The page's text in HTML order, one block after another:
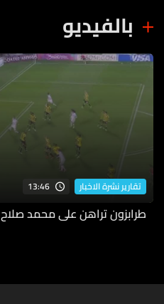
بالفيديو
تقارير نشرة الاخبار 13:46
طرابزون تراهن على محمد صلاح